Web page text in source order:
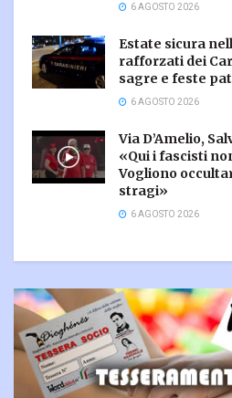
6 AGOSTO 2026
Estate sicura
rafforzati dei
sagre e feste
6 AGOSTO 2026
Via D’Amelio,
«Qui i fascisti
Vogliono
stragi»
6 AGOSTO 2026